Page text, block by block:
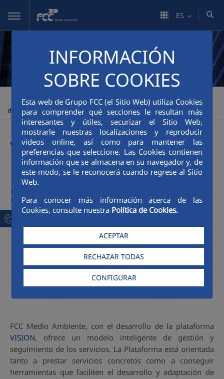
Saltar al contenido principal
INFORMACIÓN
SOBRE COOKIES
Esta web de Grupo FCC (el Sitio Web) utiliza Cookies
para comprender qué secciones le resultan más
interesantes y útiles, securizar el Sitio Web,
mostrarle nuestras localizaciones y reproducir
videos online, así como para mantener las
preferencias que seleccione. Las Cookies contienen
información que se almacena en su navegador y, de
este modo, se le reconocerá cuando regrese al Sitio
Web.
Para conocer más información acerca de las
Cookies, consulte nuestra Política de Cookies.
ACEPTAR
RECHAZAR TODAS
CONFIGURAR
ES
> >
de Gestión de Servicios
VISION: La plataforma
FCC de Gestión de
Servicios
FCC Medio Ambiente, con el desarrollo de la plataforma
VISION, ofrece un modelo inteligente de gestión y
seguimiento de los servicios. La Plataforma está orientada
tanto a prestar servicios concretos como a conseguir
herramientas que faciliten el desarrollo y adaptación de